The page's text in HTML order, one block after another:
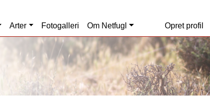
Arter Fotogalleri Om Netfugl Opret profil